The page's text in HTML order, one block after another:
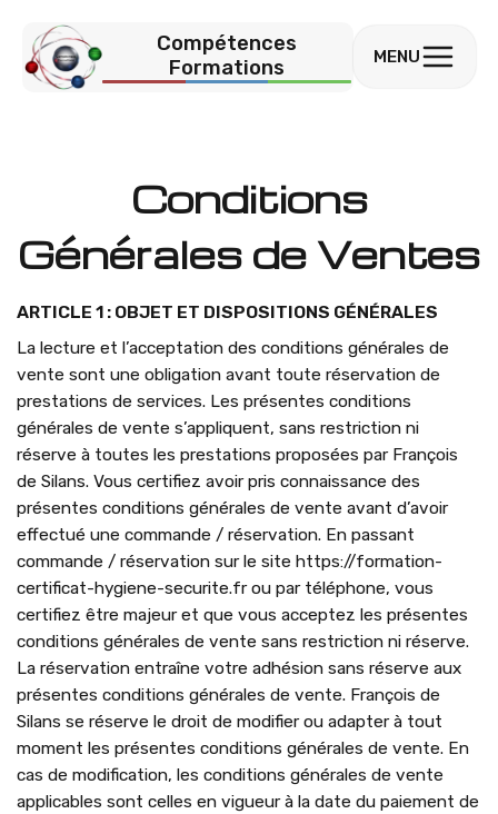
Compétences
Formations
MENU
Conditions
Générales de Ventes
ARTICLE 1 : OBJET ET DISPOSITIONS GÉNÉRALES
La lecture et l’acceptation des conditions générales de
vente sont une obligation avant toute réservation de
prestations de services. Les présentes conditions
générales de vente s’appliquent, sans restriction ni
réserve à toutes les prestations proposées par François
de Silans. Vous certifiez avoir pris connaissance des
présentes conditions générales de vente avant d’avoir
effectué une commande / réservation. En passant
commande / réservation sur le site https://formation-
certificat-hygiene-securite.fr ou par téléphone, vous
certifiez être majeur et que vous acceptez les présentes
conditions générales de vente sans restriction ni réserve.
La réservation entraîne votre adhésion sans réserve aux
présentes conditions générales de vente. François de
Silans se réserve le droit de modifier ou adapter à tout
moment les présentes conditions générales de vente. En
cas de modification, les conditions générales de vente
applicables sont celles en vigueur à la date du paiement de